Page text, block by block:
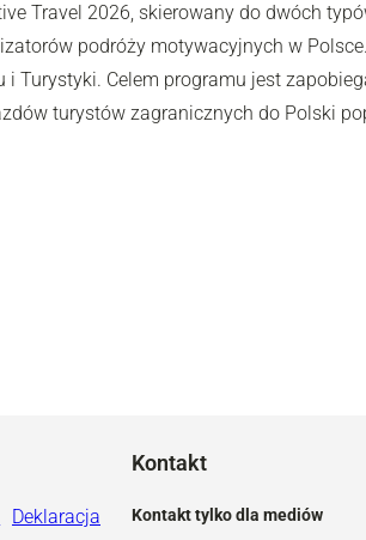
Travel 2026, skierowany do dwóch
podróży motywacyjnych w
i Turystyki. Celem programu jest
turystów zagranicznych do Polski
Deklaracja
Kontakt
Kontakt tylko dla mediów